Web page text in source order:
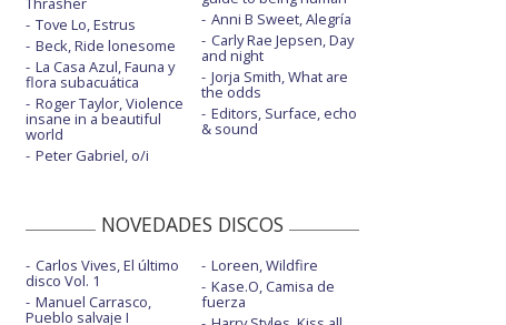
Tove Lo, Estrus
Beck, Ride lonesome
La Casa Azul, Fauna y
flora subacuática
Roger Taylor, Violence
insane in a beautiful
world
Peter Gabriel, o/i
Anni B Sweet, Alegría
Carly Rae Jepsen, Day
and night
Jorja Smith, What are
the odds
Editors, Surface, echo
& sound
NOVEDADES DISCOS
Carlos Vives, El último
disco Vol. 1
Manuel Carrasco,
Pueblo salvaje I
Loreen, Wildfire
Kase.O, Camisa de
fuerza